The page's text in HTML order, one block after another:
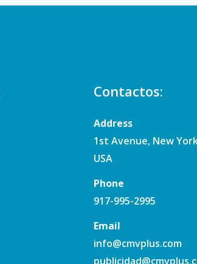
Contactos:
Address
1st Avenue, New
USA
Phone
917-995-2995
Email
info@cmvplus.com